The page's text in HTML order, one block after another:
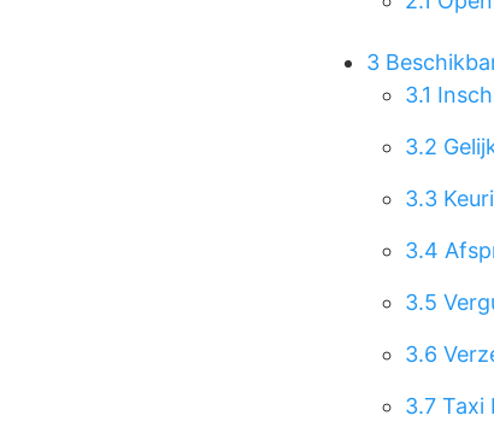
3
3.1
3.2
3.3
3.4
3.5
3.6
3.7 Taxi